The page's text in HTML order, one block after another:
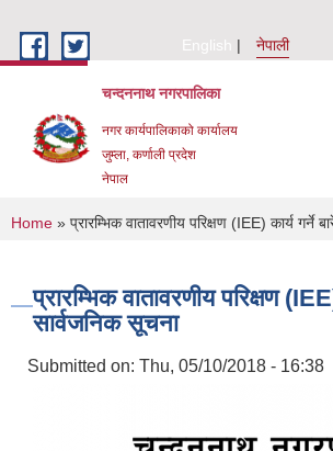
English
नेपाली
चन्दननाथ नगरपालिका
नगर कार्यपालिकाको कार्यालय
जुम्ला, कर्णाली प्रदेश
नेपाल
You are here
Home » प्रारम्भिक वातावरणीय परिक्षण (IEE) कार्य गर्ने
प्रारम्भिक वातावरणीय परिक्षण
सार्वजनिक सूचना
Submitted on: Thu, 05/10/2018 - 16:38